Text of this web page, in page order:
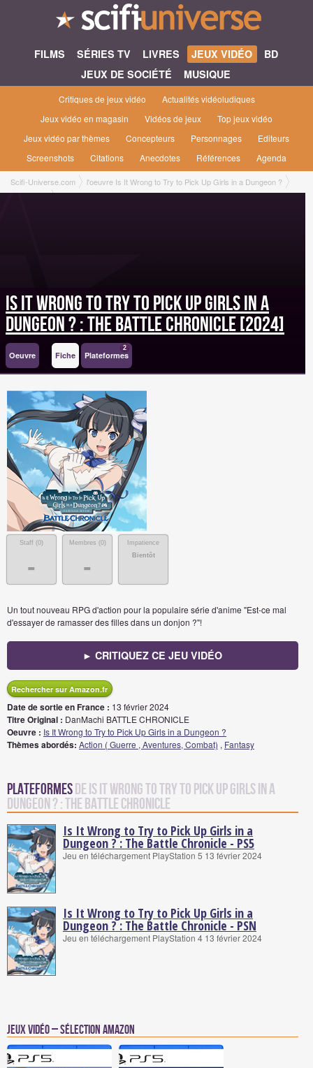
FILMS SÉRIES TV LIVRES JEUX VIDÉO
BD
JEUX DE SOCIÉTÉ
MUSIQUE
Critiques de jeux vidéo
Actualités vidéoludiques
Jeux vidéo en magasin
Vidéos de jeux
Top jeux vidéo
Jeux vidéo par thèmes
Concepteurs Personnages
Editeurs
Screenshots
Citations Anecdotes Références Agenda
Scifi-Universe.com
l'oeuvre Is It Wrong to Try to Pick Up Girls in a Dungeon ?
Jeux Vidéo
Is It Wrong to Try to Pick Up Girls in a
Dungeon ? : The Battle Chronicle [2024]
Oeuvre Fiche Plateformes
2
Staff (0)
-
Membres (0)
-
Impatience
Bientôt
Un tout nouveau RPG d'action pour la populaire série d'anime "Est-ce mal
d'essayer de ramasser des filles dans un donjon ?"!
► CRITIQUEZ CE JEU VIDÉO
Rechercher sur Amazon.fr
Date de sortie en France : 13 février 2024
Titre Original : DanMachi BATTLE CHRONICLE
Oeuvre : Is It Wrong to Try to Pick Up Girls in a Dungeon ?
Thèmes abordés: Action ( Guerre , Aventures, Combat) , Fantasy
Plateformesde Is It Wrong to Try to Pick Up Girls in a
Dungeon ? : The Battle Chronicle
Is It Wrong to Try to Pick Up Girls in a
Dungeon ? : The Battle Chronicle - PS5
Jeu en téléchargement PlayStation 5 13 février 2024
Is It Wrong to Try to Pick Up Girls in a
Dungeon ? : The Battle Chronicle - PSN
Jeu en téléchargement PlayStation 4 13 février 2024
Jeux vidéo – Sélection Amazon